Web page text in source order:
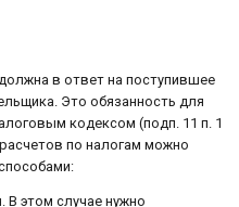
в ответ на поступившее
Это обязанность для
кодексом (подп. 11 п. 1
по налогам можно
В этом случае нужно